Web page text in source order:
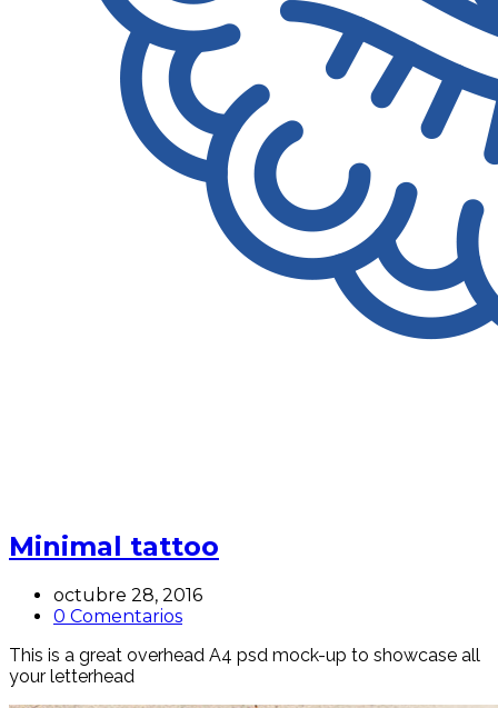
Minimal tattoo
octubre 28, 2016
0 Comentarios
This is a great overhead A4 psd mock-up to showcase all
your letterhead